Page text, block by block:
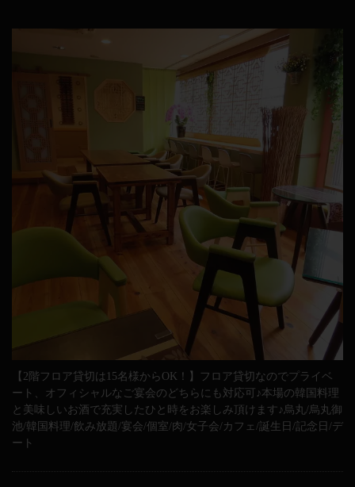
【2階フロア貸切は15名様からOK！】フロア貸切なのでプライベ
ート、オフィシャルなご宴会のどちらにも対応可♪本場の韓国料理
と美味しいお酒で充実したひと時をお楽しみ頂けます♪烏丸/烏丸御
池/韓国料理/飲み放題/宴会/個室/肉/女子会/カフェ/誕生日/記念日/デ
ート